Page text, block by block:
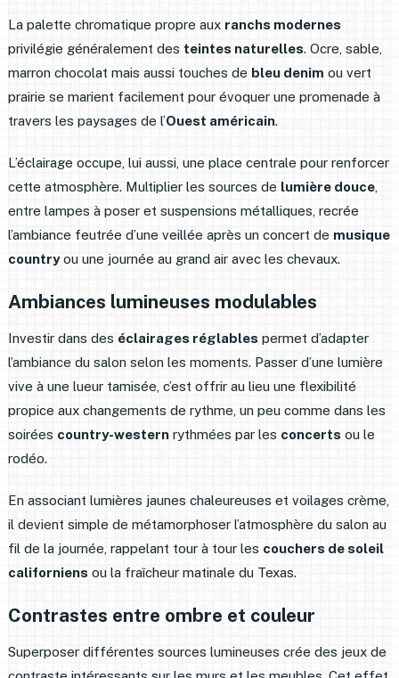
La palette chromatique propre aux ranchs modernes
privilégie généralement des teintes naturelles. Ocre, sable,
marron chocolat mais aussi touches de bleu denim ou vert
prairie se marient facilement pour évoquer une promenade à
travers les paysages de l’Ouest américain.
L’éclairage occupe, lui aussi, une place centrale pour renforcer
cette atmosphère. Multiplier les sources de lumière douce,
entre lampes à poser et suspensions métalliques, recrée
l’ambiance feutrée d’une veillée après un concert de musique
countryou une journée au grand air avec les chevaux.
Ambiances lumineuses modulables
Investir dans des éclairages réglables permet d’adapter
l’ambiance du salon selon les moments. Passer d’une lumière
vive à une lueur tamisée, c’est offrir au lieu une flexibilité
propice aux changements de rythme, un peu comme dans les
soirées country-westernrythmées par les concerts ou le
rodéo.
En associant lumières jaunes chaleureuses et voilages crème,
il devient simple de métamorphoser l’atmosphère du salon au
fil de la journée, rappelant tour à tour les couchers de soleil
californiens ou la fraîcheur matinale du Texas.
Contrastes entre ombre et couleur
Superposer différentes sources lumineuses crée des jeux de